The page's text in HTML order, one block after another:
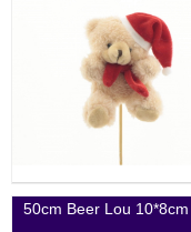
50cm Beer Lou 10*8cm